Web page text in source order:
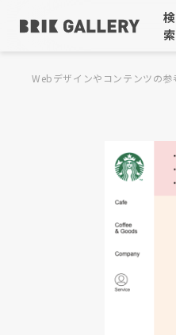
検
索
Webデザインやコンテンツの